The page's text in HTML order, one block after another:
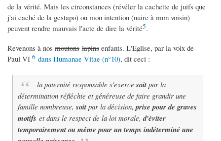
de la vérité. Mais les circonstances (révéler la cachette de juifs que
j'ai caché de la gestapo) ou mon intention (nuire à mon voisin)
peuvent rendre mauvais l'acte de dire la vérité5.
Revenons à nos moutons lapins enfants. L'Eglise, par la voix de
Paul VI 6 dans Humanae Vitae (n°10), dit ceci :
la paternité responsable s'exerce soitpar la
détermination réfléchie et généreuse de faire grandir une
famille nombreuse, soitpar la décision, prise pour de graves
motifs et dans le respect de la loi morale,d'éviter
temporairement ou même pour un temps indéterminé une